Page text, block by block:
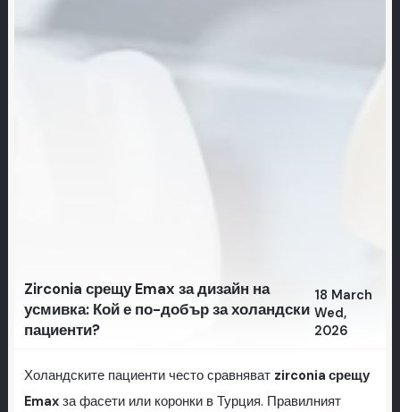
Zirconia срещу Emax за дизайн на
усмивка: Кой е по-добър за холандски
пациенти?
18 March
Wed,
2026
Холандските пациенти често сравняват zirconia срещу
Emaxза фасети или коронки в Турция. Правилният